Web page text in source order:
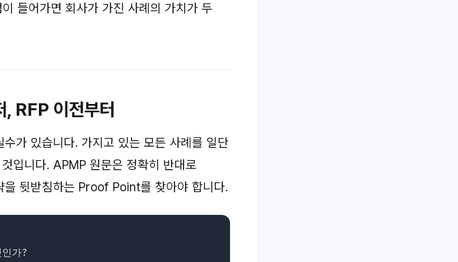
들어가면 회사가 가진 사례의 가치가 두
RFP 이전부터
가 있습니다. 가지고 있는 모든 사례를 일단
입니다. APMP 원문은 정확히 반대로
뒷받침하는 Proof Point를 찾아야 합니다.
가?